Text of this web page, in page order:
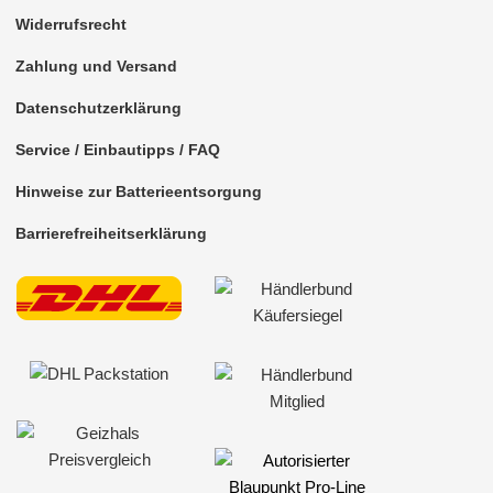
für Mitsubishi
für Nissan
für Oldsmobile
für Pontiac
für RAM
für Renault
für Rover
Widerrufsrecht
Zahlung und Versand
Datenschutzerklärung
Service / Einbautipps / FAQ
Hinweise zur Batterieentsorgung
Barrierefreiheitserklärung